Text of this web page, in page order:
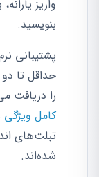
واریز
بنویسید.
پشتیبانی
حداقل تا
را دریافت
کامل ویژگی
تبلت‌های
شده‌اند.